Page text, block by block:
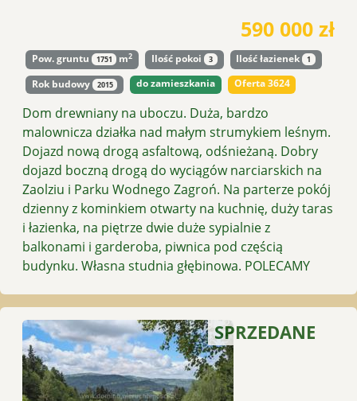
590 000 zł
Pow. gruntu 1751 m2 Ilość pokoi 3 Ilość łazienek 1
Rok budowy 2015 do zamieszkania Oferta 3624
Dom drewniany na uboczu. Duża, bardzo
malownicza działka nad małym strumykiem leśnym.
Dojazd nową drogą asfaltową, odśnieżaną. Dobry
dojazd boczną drogą do wyciągów narciarskich na
Zaolziu i Parku Wodnego Zagroń. Na parterze pokój
dzienny z kominkiem otwarty na kuchnię, duży taras
i łazienka, na piętrze dwie duże sypialnie z
balkonami i garderoba, piwnica pod częścią
budynku. Własna studnia głębinowa. POLECAMY
SPRZEDANE